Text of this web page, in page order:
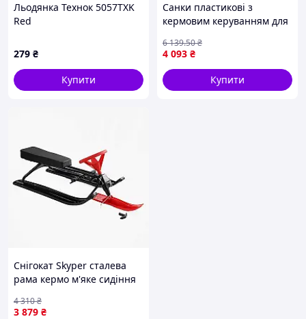
Льодянка Технок 5057TXK
Red
279 ₴
Купити
Санки пластикові з
кермовим керуванням для
морозостійкі для зимового
відпочинку FLAME
4 093 ₴
6 139.50₴
Купити
Снігокат Skyper сталева
рама кермо м'яке сидіння
червоний 164559
3 879 ₴
4 310₴